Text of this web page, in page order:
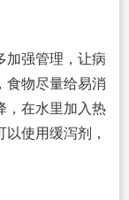
强管理，让病
食物尽量给易消
，在水里加入热
使用缓泻剂，